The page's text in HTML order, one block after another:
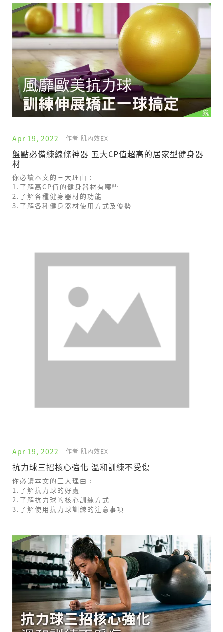
Apr 19, 2022 作者 肌內效EX
盤點必備練線條神器 五大CP值超高的居家型健身器
材
你必讀本文的三大理由 :
1.了解高CP值的健身器材有哪些
2.了解各種健身器材的功能
3.了解各種健身器材使用方式及優勢
Apr 19, 2022 作者 肌內效EX
抗力球三招核心強化 溫和訓練不受傷
你必讀本文的三大理由 :
1.了解抗力球的好處
2.了解抗力球的核心訓練方式
3.了解使用抗力球訓練的注意事項